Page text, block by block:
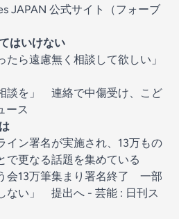
JAPAN 公式サイト（フォーブ
はいけない
たら遠慮無く相談して欲しい」
談を」 連絡で中傷受け、こど
ース
イン署名が実施され、13万もの
で更なる話題を集めている
会13万筆集まり署名終了 一部
ない」 提出へ - 芸能 : 日刊ス